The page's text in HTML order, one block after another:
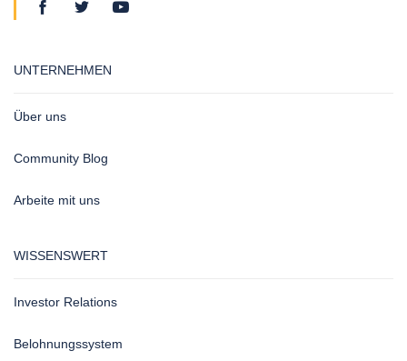
UNTERNEHMEN
Über uns
Community Blog
Arbeite mit uns
WISSENSWERT
Investor Relations
Belohnungssystem